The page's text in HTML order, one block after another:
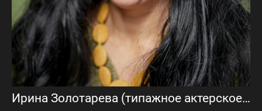
Ирина Золотарева (типажное актерское портфолио)